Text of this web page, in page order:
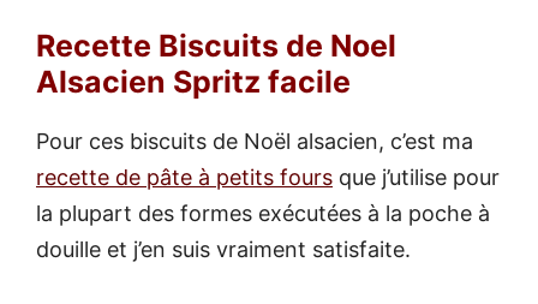
Recette Biscuits de Noel
Alsacien Spritz facile
Pour ces biscuits de Noël alsacien, c’est ma
recette de pâte à petits fours que j’utilise pour
la plupart des formes exécutées à la poche à
douille et j’en suis vraiment satisfaite.